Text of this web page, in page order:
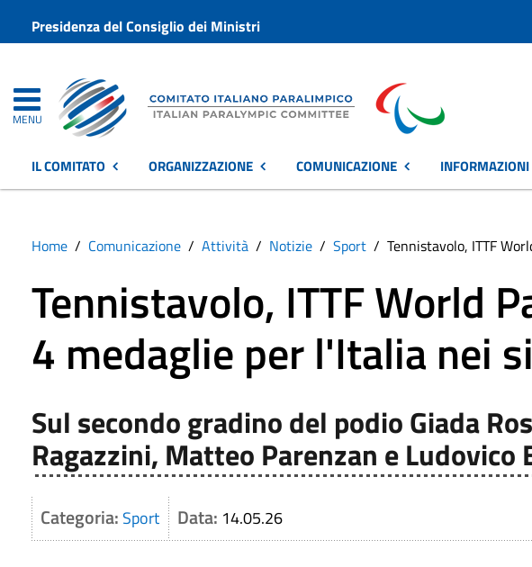
Presidenza del Consiglio dei Ministri
MENU
IL COMITATO ORGANIZZAZIONE COMUNICAZIONE INFORMAZIONI
Home Comunicazione Attività Notizie Sport Tennistavolo, ITTF
Tennistavolo, ITTF World
4 medaglie per l'Italia nei
Sul secondo gradino del podio Giada
Ragazzini, Matteo Parenzan e Ludovico
Categoria: Sport Data: 14.05.26